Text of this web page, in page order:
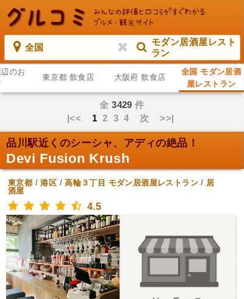
全国
モダン居酒屋レスト
ラン
のお
東京都 飲食店 大阪府 飲食店
全国 モダン居酒
屋レストラン
全3429 件
|<< 12 3 4 次 >>|
品川駅近くのシーシャ、アディの絶品！
Devi Fusion Krush
東京都 /港区 /高輪３丁目 モダン居酒屋レストラン/ 居
酒屋
4.5